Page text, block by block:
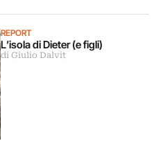
REPORT
L’isola di Dieter (e figli)
di Giulio Dalvit